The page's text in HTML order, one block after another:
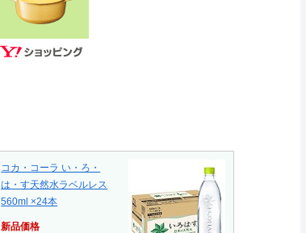
コカ・コーラ い・ろ・
は・す天然水ラベルレス
560ml ×24本
新品価格